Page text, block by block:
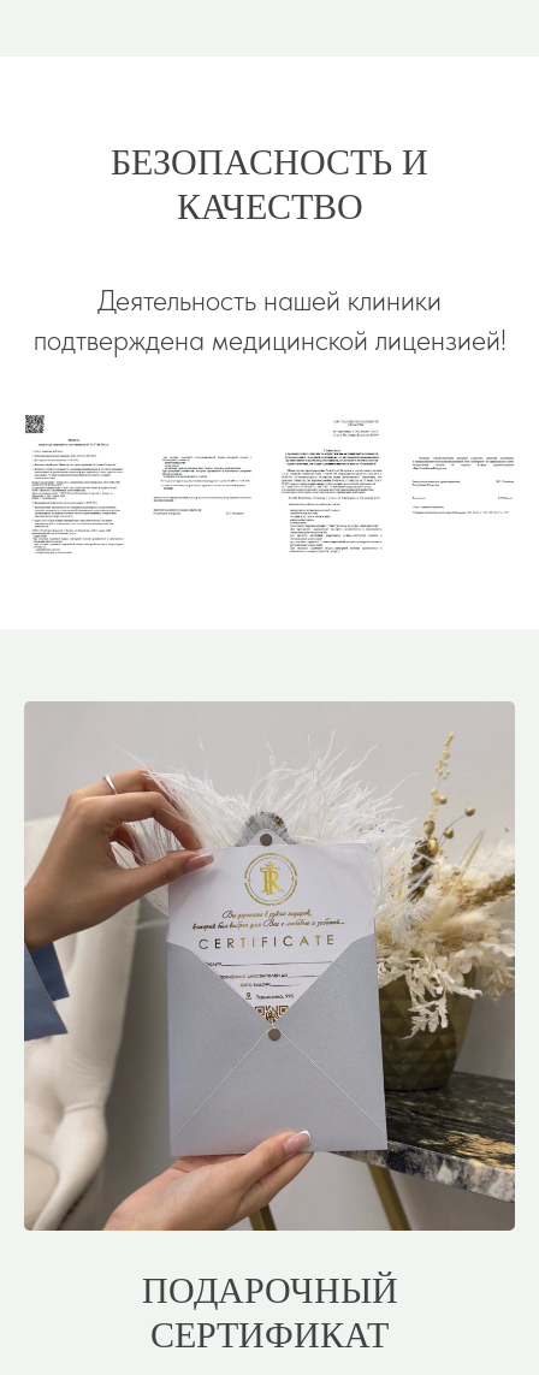
БЕЗОПАСНОСТЬ И
КАЧЕСТВО
Деятельность нашей клиники
подтверждена медицинской лицензией!
ПОДАРОЧНЫЙ
СЕРТИФИКАТ